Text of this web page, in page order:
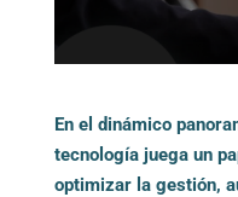
En el dinámico
tecnología juega un
optimizar la gestión,